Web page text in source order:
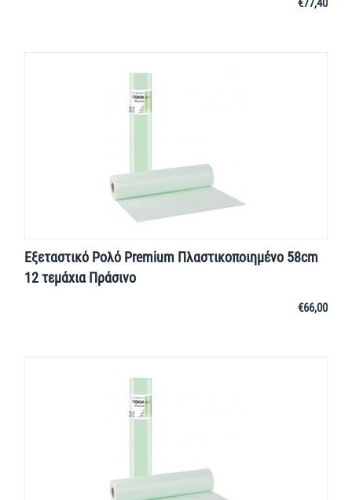
€77,40
Εξεταστικό Ρολό Premium Πλαστικοποιημένο 58cm
12 τεμάχια Πράσινο
€66,00